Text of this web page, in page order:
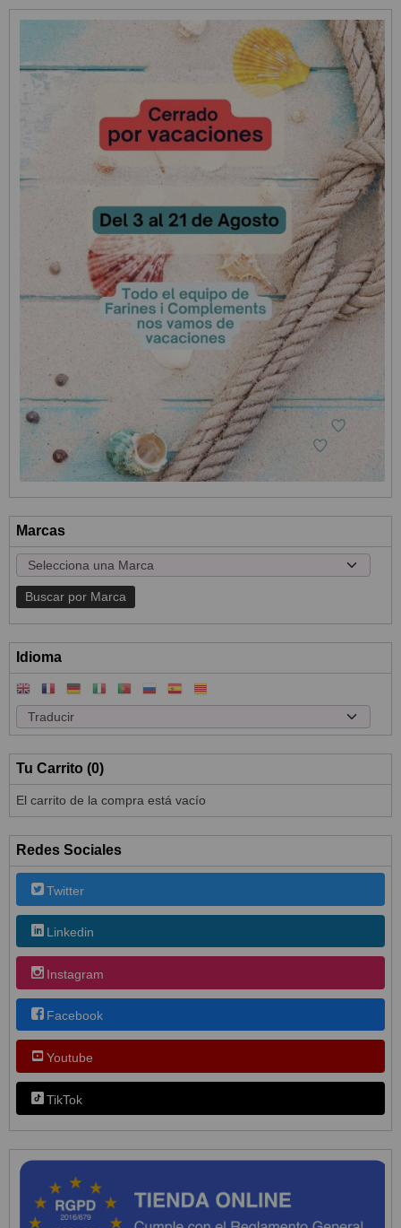
Marcas
Idioma
Tu Carrito (0)
El carrito de la compra está vacío
Redes Sociales
Twitter
Linkedin
Instagram
Facebook
Youtube
TikTok